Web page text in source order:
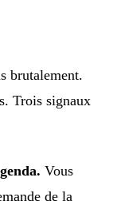
brutalement.
Trois signaux
Vous
de la